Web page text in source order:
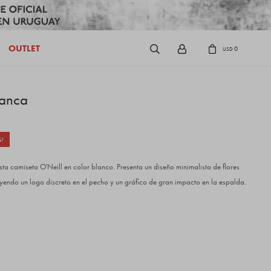
OUTLET USD0
camiseta O'Neill en color blanco. Presenta un diseño minimalista de flores
un logo discreto en el pecho y un gráfico de gran impacto en la espalda.